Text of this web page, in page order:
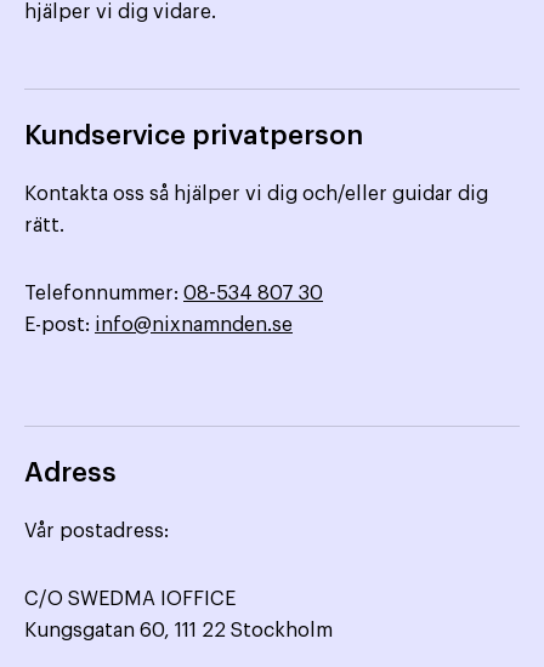
hjälper vi dig vidare.
Kundservice privatperson
Kontakta oss så hjälper vi dig och/eller guidar dig
rätt.
Telefonnummer: 08-534 807 30
E-post: info@nixnamnden.se
Adress
Vår postadress:
C/O SWEDMA IOFFICE
Kungsgatan 60, 111 22 Stockholm